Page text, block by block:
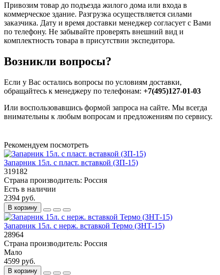
Привозим товар до подъезда жилого дома или входа в
коммерческое здание. Разгрузка осуществляется силами
заказчика. Дату и время доставки менеджер согласует с Вами
по телефону. Не забывайте проверять внешний вид и
комплектность товара в присутствии экспедитора.
Возникли вопросы?
Если у Вас остались вопросы по условиям доставки,
обращайтесь к менеджеру по телефонам: +7(495)127-01-03
Или воспользовавшись формой запроса на сайте. Мы всегда
внимательны к любым вопросам и предложениям по сервису.
Рекомендуем посмотреть
Запарник 15л. с пласт. вставкой (ЗП-15)
319182
Страна производитель: Россия
Есть в наличии
2394 руб.
В корзину
Запарник 15л. с нерж. вставкой Термо (ЗНТ-15)
28964
Страна производитель: Россия
Мало
4599 руб.
В корзину